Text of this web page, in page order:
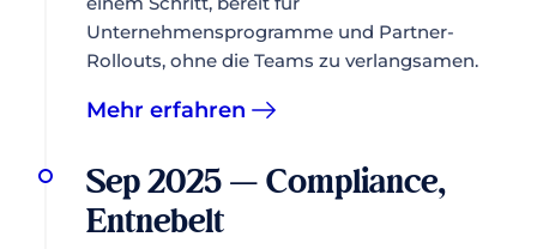
Unternehmensprogramme und Partner-
Rollouts, ohne die Teams zu verlangsamen.
Mehr erfahren
Sep 2025 — Compliance,
Entnebelt